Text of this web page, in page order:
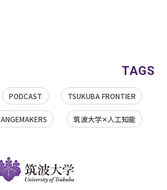
TAGS
PODCAST TSUKUBA FRONTIER
筑波大学✕人工知能